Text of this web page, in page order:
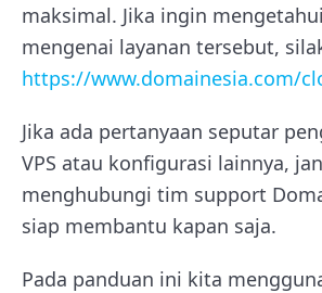
maksimal. Jika ingin
mengenai layanan tersebut,
https://www.domainesia.com/
Jika ada pertanyaan seputar
VPS atau konfigurasi lainnya,
menghubungi tim support
siap membantu kapan saja.
Pada panduan ini kita